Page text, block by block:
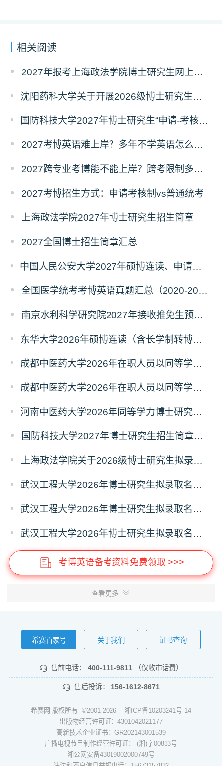
相关阅读
2027年报考上海政法学院博士研究生网上报名公告
沈阳药科大学关于开展2026级博士研究生录取后信息采集及档案调取等相关工作的通知
国防科技大学2027年博士研究生“申请-考核”制招生专业基础笔试考试大纲
2027考博英语难上岸？多年不学英语怎么备考？
2027跨专业考博能不能上岸？跨考限制多不多？
2027考博招生方式：申请考核制vs普通统考
上海政法学院2027年博士研究生招生简章
2027全国博士招生简章汇总
中国人民公安大学2027年硕博连读、申请考核、本科直博博士研究生招生报名事宜的通知
全国医学统考考博英语真题汇总（2020-2026年）
南京水利科学研究院2027年接收推免生预报名公告
东华大学2026年硕博连读（含长学制转博）博士研究生拟录取名单公示
成都中医药大学2026年在职人员以同等学力申请中西医结合博士学术学位招生章程
成都中医药大学2026年在职人员以同等学力申请中医博士专业学位招生章程
河南中医药大学2026年同等学力博士研究生招生拟进入复试人员名单公示
国防科技大学2027年博士研究生招生简章（预发版）
上海政法学院关于2026级博士研究生拟录取后续相关事宜的通知
武汉工程大学2026年博士研究生拟录取名单公示（普通招考）（第四批）
武汉工程大学2026年博士研究生拟录取名单公示（普通招考）（第五批）
武汉工程大学2026年博士研究生拟录取名单公示（普通招考）（第六批）
考博英语备考资料免费领取 >>>
查看更多
希赛百家号 关于我们 证书查询
售前电话： 400-111-9811 （仅收市话费）
售后投诉： 156-1612-8671
希赛网 版权所有 ©2001-2026 湘ICP备10203241号-14
出版物经营许可证：4301042021177
高新技术企业证书：GR202143001539
广播电视节目制作经营许可证： (湘)字00833号
湘公网安备43019002000749号